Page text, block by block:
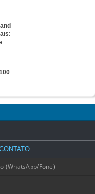
(WhatsApp/Fone)